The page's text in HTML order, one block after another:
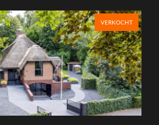
VERKOCHT